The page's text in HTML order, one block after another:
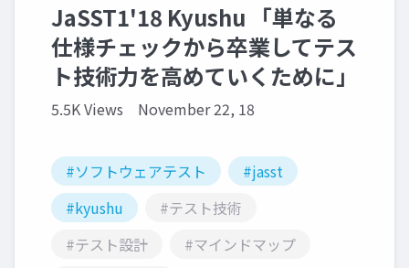
JaSST1'18 Kyushu 「単なる
仕様チェックから卒業してテス
ト技術力を高めていくために」
5.5K Views November 22, 18
#ソフトウェアテスト
#jasst
#kyushu
#テスト技術
#テスト設計
#マインドマップ